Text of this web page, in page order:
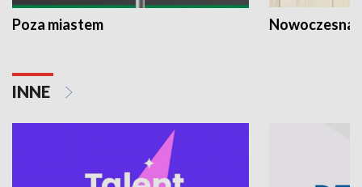
Poza miastem Nowoczesna
INNE